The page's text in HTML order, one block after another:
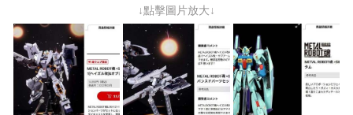
↓點擊圖片放大↓